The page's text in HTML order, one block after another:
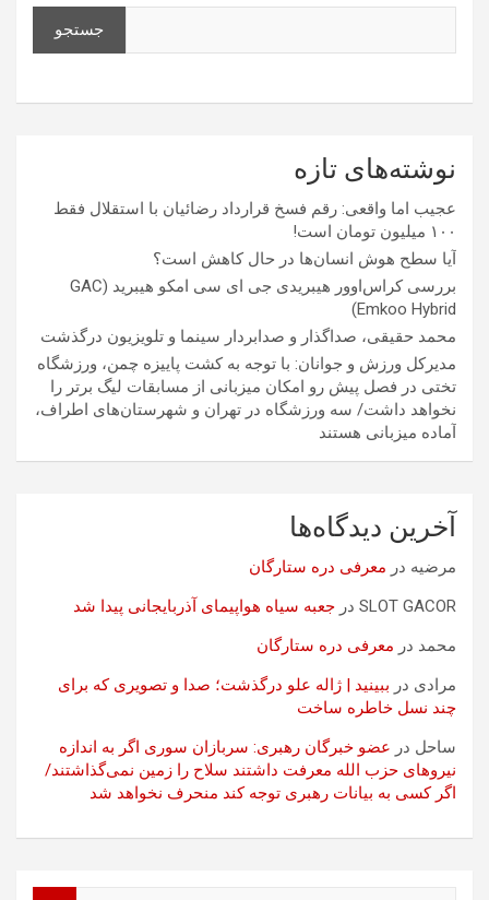
جستجو
نوشته‌های تازه
عجیب اما واقعی: رقم فسخ قرارداد رضائیان با استقلال فقط
۱۰۰ میلیون تومان است!
آیا سطح هوش انسان‌ها در حال کاهش است؟
بررسی کراس‌اوور هیبریدی جی ای سی امکو هیبرید (GAC
Emkoo Hybrid)
محمد حقیقی، صداگذار و صدابردار سینما و تلویزیون درگذشت
مدیرکل ورزش و جوانان: با توجه به کشت پاییزه چمن، ورزشگاه
تختی در فصل پیش رو امکان میزبانی از مسابقات لیگ برتر را
نخواهد داشت/ سه ورزشگاه در تهران و شهرستان‌های اطراف،
آماده میزبانی هستند
آخرین دیدگاه‌ها
مرضیه در معرفی دره ستارگان
SLOT GACOR در جعبه سیاه هواپیمای آذربایجانی پیدا شد
محمد در معرفی دره ستارگان
مرادی در ببینید | ژاله علو درگذشت؛ صدا و تصویری که برای
چند نسل خاطره ساخت
ساحل در عضو خبرگان رهبری: سربازان سوری اگر به اندازه
نیروهای حزب الله معرفت داشتند سلاح را زمین نمی‌گذاشتند/
اگر کسی به بیانات رهبری توجه کند منحرف نخواهد شد